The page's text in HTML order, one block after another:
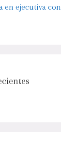
en ejecutiva con